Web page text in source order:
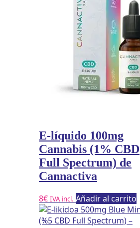
E-líquido 100mg
Cannabis (1% CBD
Full Spectrum) de
Cannactiva
8€ IVA incl. Añadir al carrito